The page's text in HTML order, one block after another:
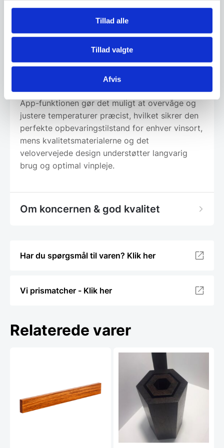
Tillad alle
Tillad valgte
Afvis
belysning, der kan slås til og fra, får man nem
adgang til flaskerne uden at påvirke
39 dB sikrer en diskret opbevaring, ideel til
både private hjem og professionelle køkkener.
Kombinationen af rustfrit stål og naturlige
træhylder giver et elegant og luksuriøst
udseende, der smukt integreres i ethvert miljø.
App-funktionen gør det muligt at overvåge og
justere temperaturer præcist, hvilket sikrer den
perfekte opbevaringstilstand for enhver vinsort,
mens kvalitetsmaterialerne og det
velovervejede design understøtter langvarig
brug og optimal vinpleje.
Om koncernen & god kvalitet
Har du spørgsmål til varen? Klik her
Vi prismatcher - Klik her
Relaterede varer